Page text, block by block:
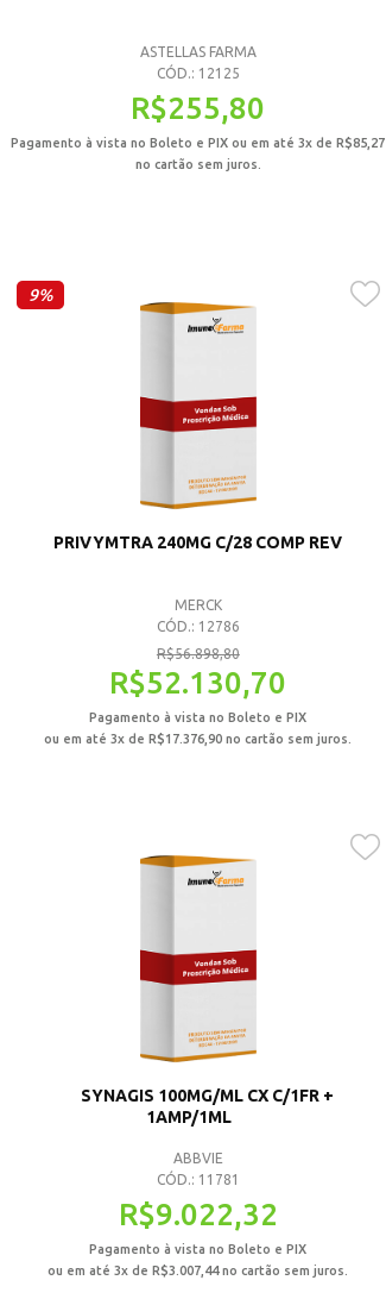
ASTELLAS FARMA
CÓD.: 12125
R$255,80
Pagamento à vista no Boleto e PIX ou em até 3x deR$85,27
no cartão sem juros.
9%
PRIVYMTRA 240MG C/28 COMP REV
MERCK
CÓD.: 12786
R$56.898,80
R$52.130,70
Pagamento à vista no Boleto e PIX
ou em até 3x deR$17.376,90 no cartão sem juros.
SYNAGIS 100MG/ML CX C/1FR +
1AMP/1ML
ABBVIE
CÓD.: 11781
R$9.022,32
Pagamento à vista no Boleto e PIX
ou em até 3x deR$3.007,44no cartão sem juros.